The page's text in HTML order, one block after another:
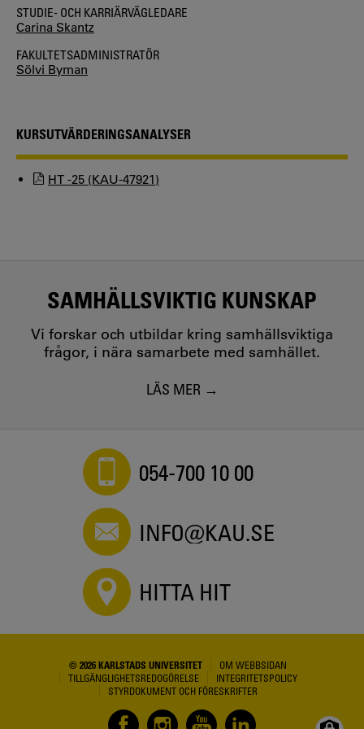
STUDIE- OCH KARRIÄRVÄGLEDARE
Carina Skantz
FAKULTETSADMINISTRATÖR
Sölvi Byman
KURSUTVÄRDERINGSANALYSER
HT -25 (KAU-47921)
SAMHÄLLSVIKTIG KUNSKAP
Vi forskar och utbildar kring samhällsviktiga
frågor, i nära samarbete med samhället.
LÄS MER
054-700 10 00
INFO@KAU.SE
HITTA HIT
© 2026 KARLSTADS UNIVERSITET
OM WEBBSIDAN
TILLGÄNGLIGHETSREDOGÖRELSE
INTEGRITETSPOLICY
STYRDOKUMENT OCH FÖRESKRIFTER